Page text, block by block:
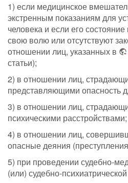
1) если медицинское
экстренным показаниям для
человека и если его
свою волю или отсутствуют
отношении лиц, указанных в
статьи);
2) в отношении лиц,
представляющими опасность
3) в отношении лиц,
психическими расстройствами;
4) в отношении лиц,
опасные деяния
5) при проведении судебно-
(или) судебно-